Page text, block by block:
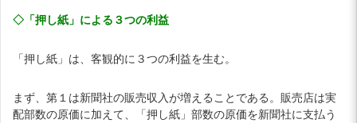
◇「押し紙」による３つの利益
「押し紙」は、客観的に３つの利益を生む。
まず、第１は新聞社の販売収入が増えることである。販売店は実
配部数の原価に加えて、「押し紙」部数の原価を新聞社に支払う